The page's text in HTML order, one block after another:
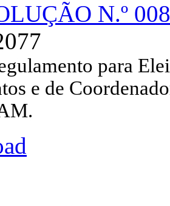
N.º
para
e de